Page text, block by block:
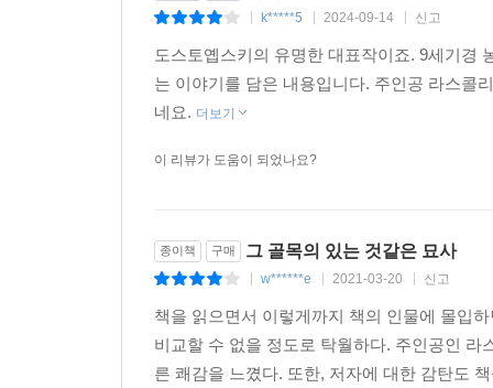
한다! 돈, 돈은? 아, 저기 책상 위에 있지. 그래도
하지만 ‘그 일’에 대해서는 다 알고 있어. 눈빛을 보
라스콜리니코프는 자신도 모르게 예심판사 포
내면이 무너져 간다. 그러던 중 우연히 술주정
후의 고통을 견디지 못해 소냐에게 모든 걸 털어
그들을 부활시킨 것은 사랑
라스콜리니코프는 자신이 범인임을 확신하고 있
자수를 결심한다. 그는 8년형을 언도받고 시베
따라가서 옥바라지를 한다. 그러나 라스콜리니코
k*****5 2024-09-14 신고
도스토옙스키의 유명한 대표작이죠. 9세기경
는 이야기를 담은 내용입니다. 주인공 라스콜
네요. 더보기
이 리뷰가 도움이 되었나요?
종이책 구매 그 골목의 있는 것같은 묘사
w******e 2021-03-20 신고
책을 읽으면서 이렇게까지 책의 인물에 몰입
비교할 수 없을 정도로 탁월하다. 주인공인
른 쾌감을 느꼈다. 또한, 저자에 대한 감탄도